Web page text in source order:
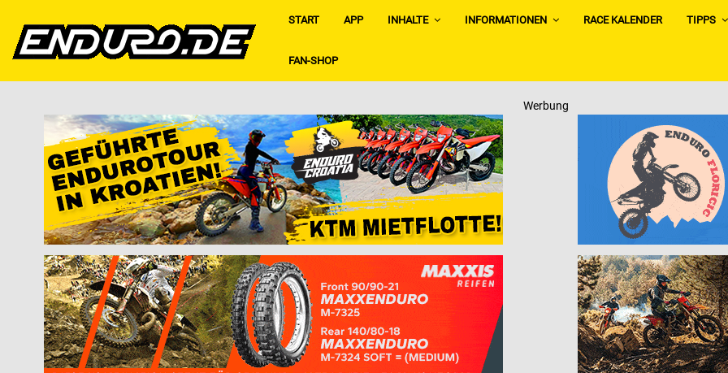
START APP INHALTE INFORMATIONEN RACE KALENDER TIPPS
FAN-SHOP
Werbung